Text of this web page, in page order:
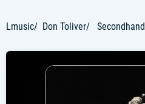
Lmusic Don Toliver Secondhand